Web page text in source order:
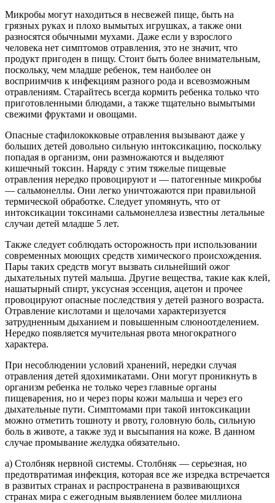
Микробы могут находиться в несвежей пище, быть на
грязных руках и плохо вымытых игрушках, а также они
разносятся обычными мухами. Даже если у взрослого
человека нет симптомов отравления, это не значит, что
продукт пригоден в пищу. Стоит быть более внимательным,
поскольку, чем младше ребенок, тем наиболее он
восприимчив к инфекциям разного рода и всевозможным
отравлениям. Старайтесь всегда кормить ребенка только что
приготовленными блюдами, а также тщательно вымытыми
свежими фруктами и овощами.
Опасные стафилококковые отравления вызывают даже у
больших детей довольно сильную интоксикацию, поскольку
попадая в организм, они размножаются и выделяют
кишечный токсин. Наряду с этим тяжелые пищевые
отравления нередко провоцируют и — патогенные микробы
— сальмонеллы. Они легко уничтожаются при правильной
термической обработке. Следует упомянуть, что от
интоксикации токсинами сальмонеллеза известны летальные
случаи детей младше 5 лет.
Также следует соблюдать осторожность при использовании
современных моющих средств химического происхождения.
Пары таких средств могут вызвать сильнейший ожог
дыхательных путей малыша. Другие вещества, такие как клей,
нашатырный спирт, уксусная эссенция, ацетон и прочее
провоцируют опасные последствия у детей разного возраста.
Отравление кислотами и щелочами характеризуется
затрудненным дыханием и повышенным слюноотделением.
Нередко появляется мучительная рвота многократного
характера.
При несоблюдении условий хранений, нередки случая
отравления детей ядохимикатами. Они могут проникнуть в
организм ребенка не только через главные органы
пищеварения, но и через поры кожи малыша и через его
дыхательные пути. Симптомами при такой интоксикации
можно отметить тошноту и рвоту, головную боль, сильную
боль в животе, а также зуд и высыпания на коже. В данном
случае промывание желудка обязательно.
а) Столбняк нервной системы. Столбняк — серьезная, но
предотвратимая инфекция, которая все же изредка встречается
в развитых странах и распространена в развивающихся
странах мира с ежегодным выявлением более миллиона